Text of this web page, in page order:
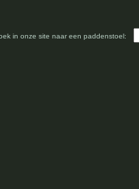
in onze site naar een paddenstoel: